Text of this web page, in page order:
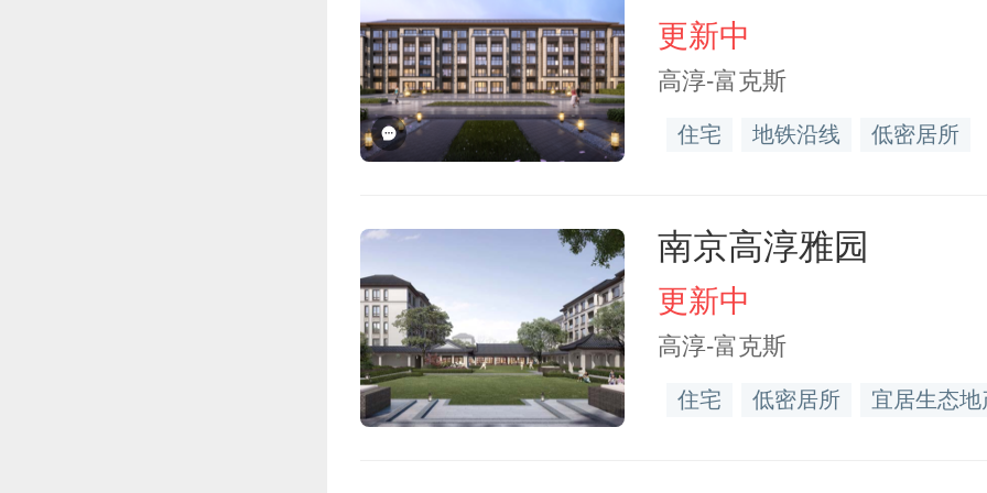
更新中
高淳-富克斯
住宅 地铁沿线 低密居所
南京高淳雅园
更新中
高淳-富克斯
住宅 低密居所 宜居生态地